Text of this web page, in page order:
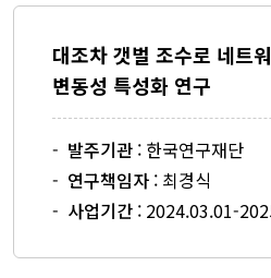
대조차 갯벌 조수로 네트
변동성 특성화 연구
- 발주기관 : 한국연구재단
- 연구책임자 : 최경식
- 사업기간 : 2024.03.01-
국제논문
국내논문
세미나
기타연구
게시판